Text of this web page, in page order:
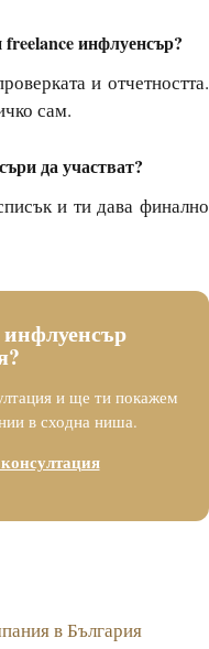
инфлуенсър?
и отчетността.
сам.
да участват?
и ти дава финално
и ще ти покажем
в сходна ниша.
в България